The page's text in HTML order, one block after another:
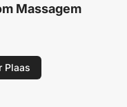
Massagem
Plaas